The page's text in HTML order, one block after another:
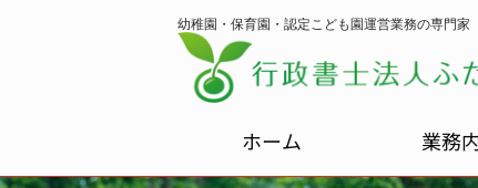
幼稚園・保育園・認定こども園運営業務の専門
ホーム 業務